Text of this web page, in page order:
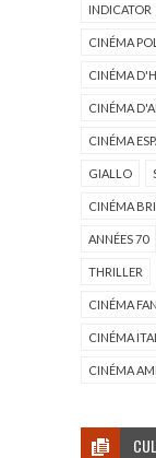
INDICATOR
CINÉMA
CINÉMA
CINÉMA
CINÉMA
GIALLO
CINÉMA
ANNÉES 70
THRILLER
CINÉMA
CINÉMA
CINÉMA